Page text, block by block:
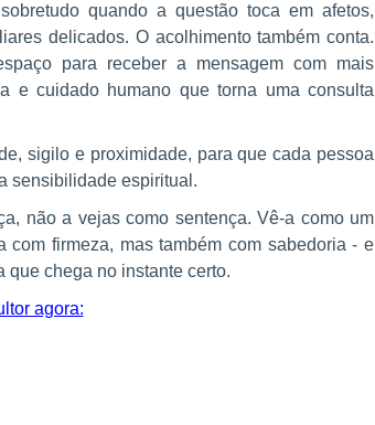
quando a questão toca em afetos,
delicados. O acolhimento também conta.
para receber a mensagem com mais
e cuidado humano que torna uma consulta
sigilo e proximidade, para que cada pessoa
sensibilidade espiritual.
não a vejas como sentença. Vê-a como um
firmeza, mas também com sabedoria - e
que chega no instante certo.
agora: